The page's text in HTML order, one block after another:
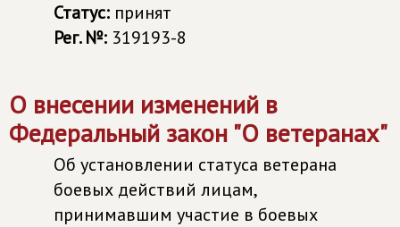
Статус: принят
Рег. №: 319193-8
О внесении изменений в
Федеральный закон "О ветеранах"
Об установлении статуса ветерана
боевых действий лицам,
принимавшим участие в боевых